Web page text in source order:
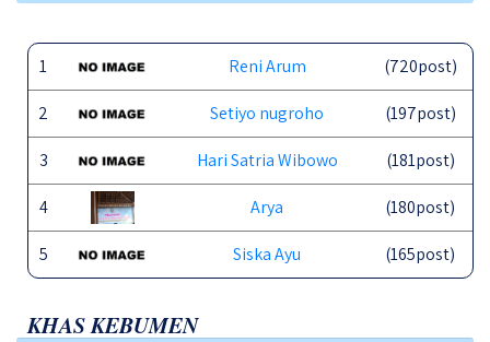
1 Reni Arum (720post)
2 Setiyo nugroho (197post)
3 Hari Satria Wibowo (181post)
4 Arya (180post)
5 Siska Ayu (165post)
KHAS KEBUMEN